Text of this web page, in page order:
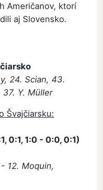
Američanov, ktorí
aj Slovensko.
24. Scian, 43.
Y. Müller
Švajčiarsku:
0:1, 1:0 - 0:0, 0:1)
12. Moquin,